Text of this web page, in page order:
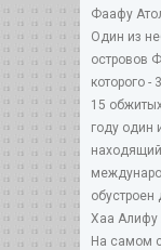
Фаафу
Один из
островов
которого -
15
году один
обустроен
Хаа Алифу
На самом